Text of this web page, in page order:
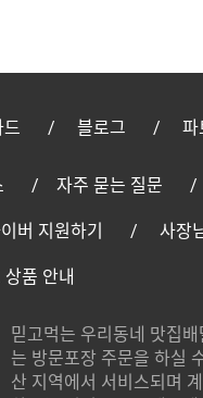
드 블로그 파
자주 묻는 질문
버 지원하기 사장
품 안내
믿고먹는 우리동네 맛집
는 방문포장 주문을 하실
산 지역에서 서비스되며